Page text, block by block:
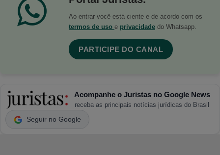
Ao entrar você está ciente e de acordo com os
termos de uso e privacidade do Whatsapp.
PARTICIPE DO CANAL
Acompanhe o Juristas no Google News
receba as principais notícias jurídicas do Brasil
Seguir no Google